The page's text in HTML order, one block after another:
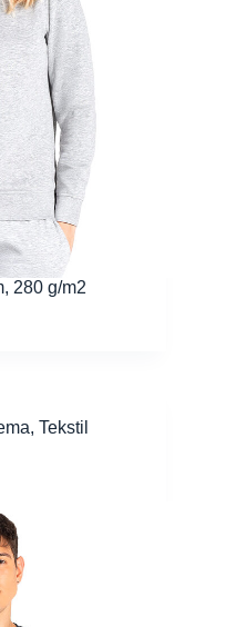
280 g/m2
, Tekstil